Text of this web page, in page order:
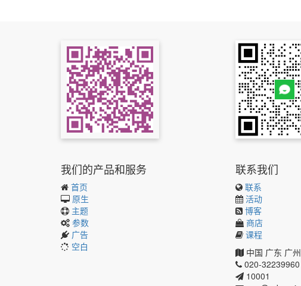
我们的产品和服务
首页
原生
主题
参数
广告
空白
联系我们
联系
活动
博客
商店
课程
中国 广东 广州
020-32239960
10001